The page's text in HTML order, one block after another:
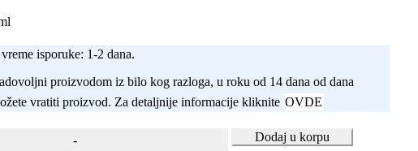
isporuke: 1-2 dana.
proizvodom iz bilo kog razloga, u roku od 14 dana od dana
vratiti proizvod. Za detaljnije informacije kliknite OVDE
Dodaj u korpu